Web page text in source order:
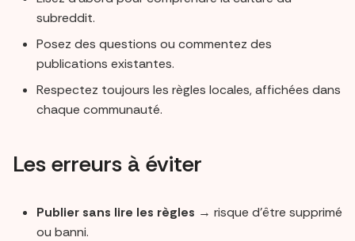
subreddit.
Posez des questions ou commentez des
publications existantes.
Respectez toujours les règles locales, affichées dans
chaque communauté.
Les erreurs à éviter
Publier sans lire les règles → risque d’être supprimé
ou banni.